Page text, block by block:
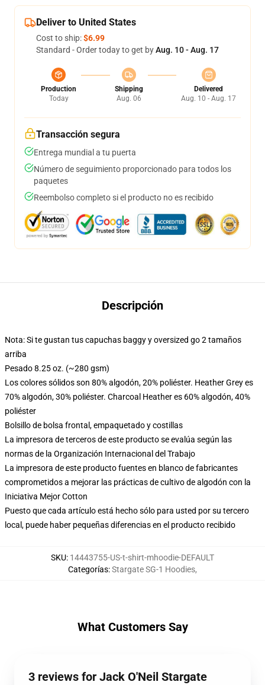
Deliver to United States
Cost to ship:$6.99
Standard - Order today to get byAug. 10 - Aug. 17
Production
Today
Shipping
Aug. 06
Delivered
Aug. 10 - Aug. 17
Transacción segura
Entrega mundial a tu puerta
Número de seguimiento proporcionado para todos los
paquetes
Reembolso completo si el producto no es recibido
Descripción
Nota: Si te gustan tus capuchas baggy y oversized go 2 tamaños
arriba
Pesado 8.25 oz. (~280 gsm)
Los colores sólidos son 80% algodón, 20% poliéster. Heather Grey es
70% algodón, 30% poliéster. Charcoal Heather es 60% algodón, 40%
poliéster
Bolsillo de bolsa frontal, empaquetado y costillas
La impresora de terceros de este producto se evalúa según las
normas de la Organización Internacional del Trabajo
La impresora de este producto fuentes en blanco de fabricantes
comprometidos a mejorar las prácticas de cultivo de algodón con la
Iniciativa Mejor Cotton
Puesto que cada artículo está hecho sólo para usted por su tercero
local, puede haber pequeñas diferencias en el producto recibido
SKU: 14443755-US-t-shirt-mhoodie-DEFAULT
Categorías:Stargate SG-1 Hoodies,
What Customers Say
3 reviews for Jack O'Neil Stargate